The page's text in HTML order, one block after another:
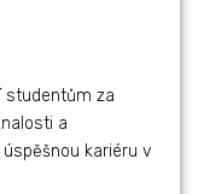
studentům za
a
kariéru v